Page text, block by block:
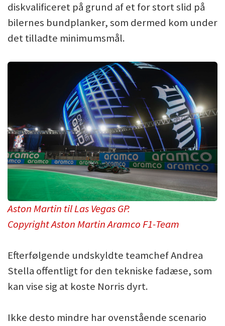
diskvalificeret på grund af et for stort slid på
bilernes bundplanker, som dermed kom under
det tilladte minimumsmål.
Aston Martin til Las Vegas GP.
Copyright Aston Martin Aramco F1-Team
Efterfølgende undskyldte teamchef Andrea
Stella offentligt for den tekniske fadæse, som
kan vise sig at koste Norris dyrt.
Ikke desto mindre har ovenstående scenario